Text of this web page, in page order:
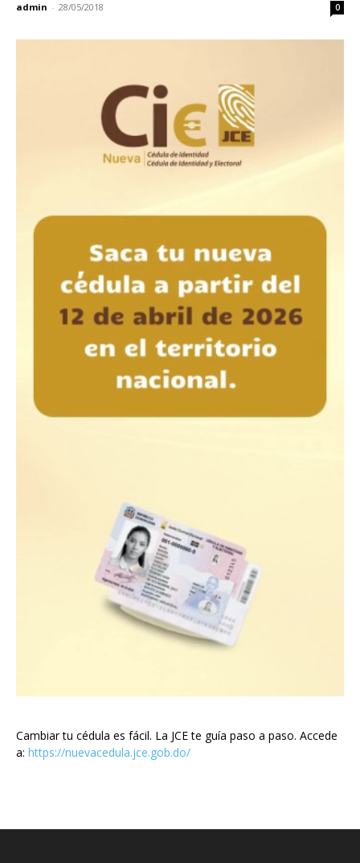
admin - 28/05/2018 0
Cambiar tu cédula es fácil. La JCE te guía paso a paso. Accede
a: https://nuevacedula.jce.gob.do/